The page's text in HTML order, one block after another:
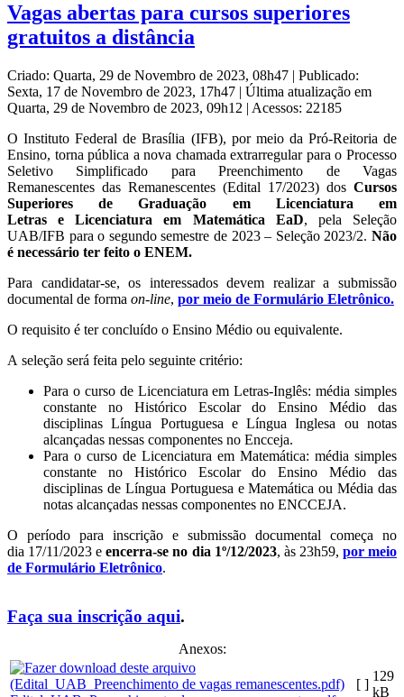
Vagas abertas para cursos superiores
gratuitos a distância
Criado: Quarta, 29 de Novembro de 2023, 08h47 | Publicado:
Sexta, 17 de Novembro de 2023, 17h47 | Última atualização em
Quarta, 29 de Novembro de 2023, 09h12 | Acessos: 22185
O Instituto Federal de Brasília (IFB), por meio da Pró-Reitoria de
Ensino, torna pública a nova chamada extrarregular para o Processo
Seletivo Simplificado para Preenchimento de Vagas
Remanescentes das Remanescentes (Edital 17/2023) dos Cursos
Superiores de Graduação em Licenciatura em
Letras e Licenciatura em Matemática EaD, pela Seleção
UAB/IFB para o segundo semestre de 2023 – Seleção 2023/2. Não
é necessário ter feito o ENEM.
Para candidatar-se, os interessados devem realizar a submissão
documental de forma on-line, por meio de Formulário Eletrônico.
O requisito é ter concluído o Ensino Médio ou equivalente.
A seleção será feita pelo seguinte critério:
Para o curso de Licenciatura em Letras-Inglês: média simples
constante no Histórico Escolar do Ensino Médio das
disciplinas Língua Portuguesa e Língua Inglesa ou notas
alcançadas nessas componentes no Encceja.
Para o curso de Licenciatura em Matemática: média simples
constante no Histórico Escolar do Ensino Médio das
disciplinas de Língua Portuguesa e Matemática ou Média das
notas alcançadas nessas componentes no ENCCEJA.
O período para inscrição e submissão documental começa no
dia 17/11/2023 eencerra-se no dia 1º/12/2023, às 23h59, por meio
de Formulário Eletrônico.
Faça sua inscrição aqui.
Anexos:
[ ]
129
kB